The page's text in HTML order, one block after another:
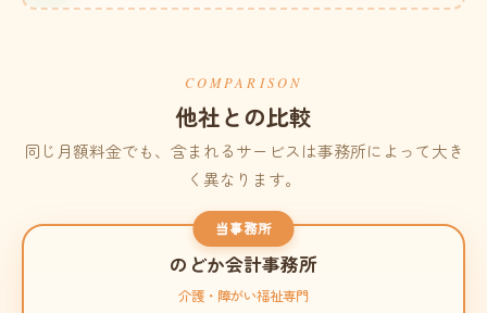
COMPARISON
他社との比較
同じ月額料金でも、含まれるサービスは事務所によって大き
く異なります。
当事務所
のどか会計事務所
介護・障がい福祉専門